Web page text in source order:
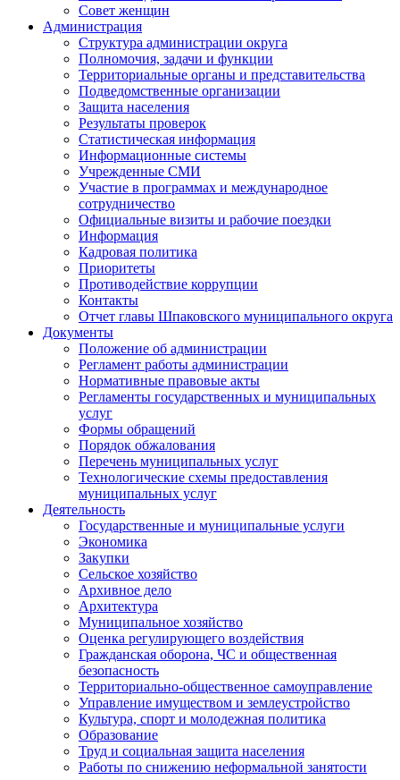
Совет женщин
Администрация
Структура администрации округа
Полномочия, задачи и функции
Территориальные органы и представительства
Подведомственные организации
Защита населения
Результаты проверок
Статистическая информация
Информационные системы
Учрежденные СМИ
Участие в программах и международное
сотрудничество
Официальные визиты и рабочие поездки
Информация
Кадровая политика
Приоритеты
Противодействие коррупции
Контакты
Отчет главы Шпаковского муниципального округа
Документы
Положение об администрации
Регламент работы администрации
Нормативные правовые акты
Регламенты государственных и муниципальных
услуг
Формы обращений
Порядок обжалования
Перечень муниципальных услуг
Технологические схемы предоставления
муниципальных услуг
Деятельность
Государственные и муниципальные услуги
Экономика
Закупки
Сельское хозяйство
Архивное дело
Архитектура
Муниципальное хозяйство
Оценка регулирующего воздействия
Гражданская оборона, ЧС и общественная
безопасность
Территориально-общественное самоуправление
Управление имуществом и землеустройство
Культура, спорт и молодежная политика
Образование
Труд и социальная защита населения
Работы по снижению неформальной занятости